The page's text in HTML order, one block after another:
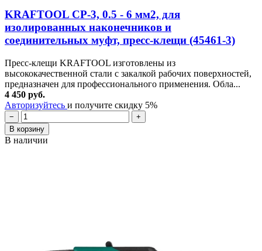
KRAFTOOL CP-3, 0.5 - 6 мм2, для
изолированных наконечников и
соединительных муфт, пресс-клещи (45461-3)
Пресс-клещи KRAFTOOL изготовлены из
высококачественной стали с закалкой рабочих поверхностей,
предназначен для профессионального применения. Обла...
4 450 руб.
Авторизуйтесь и получите скидку 5%
−
+
В корзину
В наличии